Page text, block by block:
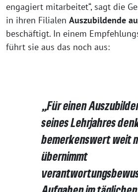
engagiert mitarbeitet“, sagt die
in ihren Filialen Auszubildende
beschäftigt. In einem
führt sie aus das noch aus:
„Für einen
seines Lehrjahres
bemerkenswert weit
übernimmt